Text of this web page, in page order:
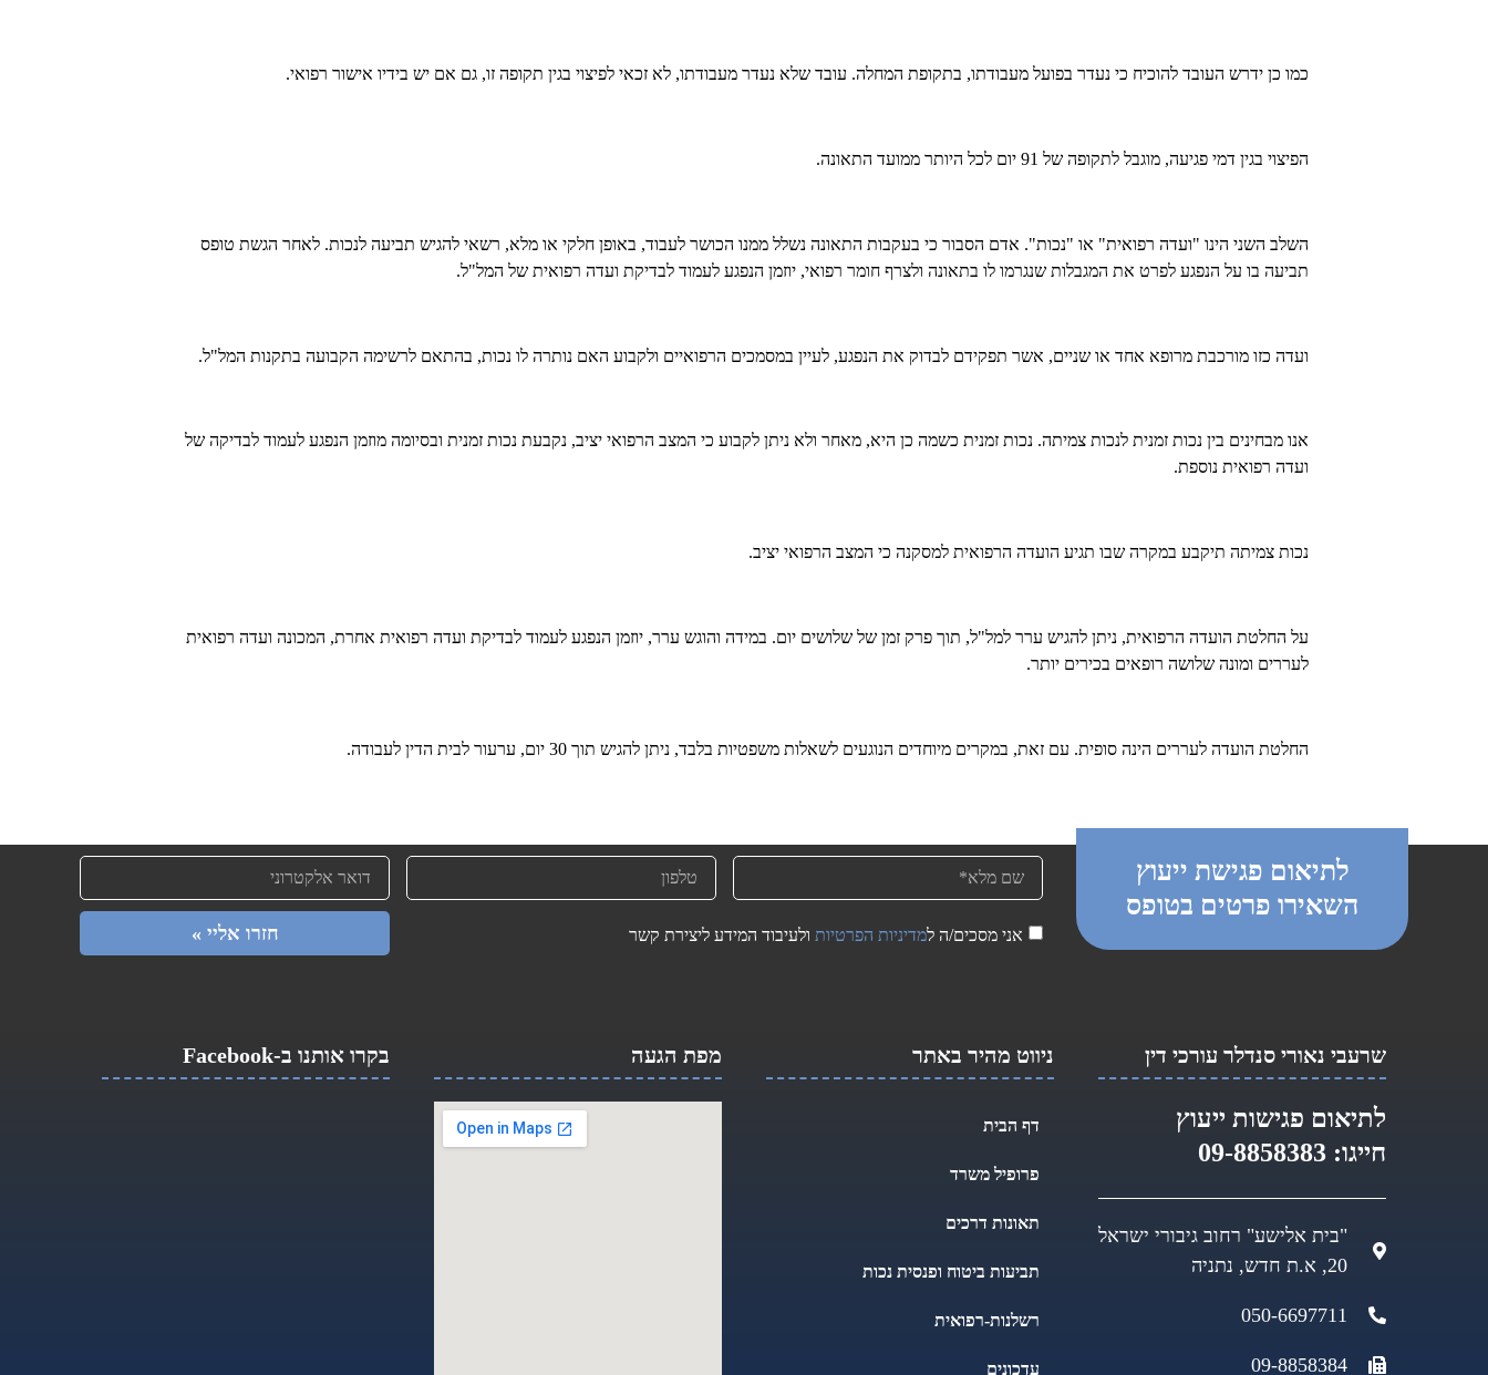
כמו כן ידרש העובד להוכיח כי נעדר בפועל מעבודתו, בתקופת המחלה. עובד שלא נעדר מעבודתו, לא זכאי לפיצוי בגין תקופה זו, גם אם יש בידיו אישור רפואי.
הפיצוי בגין דמי פגיעה, מוגבל לתקופה של 91 יום לכל היותר ממועד התאונה.
השלב השני הינו "ועדה רפואית" או "נכות". אדם הסבור כי בעקבות התאונה נשלל ממנו הכושר לעבוד, באופן חלקי או מלא, רשאי להגיש תביעה לנכות. לאחר הגשת טופס
תביעה בו על הנפגע לפרט את המגבלות שנגרמו לו בתאונה ולצרף חומר רפואי, יוזמן הנפגע לעמוד לבדיקת ועדה רפואית של המל"ל.
ועדה כזו מורכבת מרופא אחד או שניים, אשר תפקידם לבדוק את הנפגע, לעיין במסמכים הרפואיים ולקבוע האם נותרה לו נכות, בהתאם לרשימה הקבועה בתקנות המל"ל.
אנו מבחינים בין נכות זמנית לנכות צמיתה. נכות זמנית כשמה כן היא, מאחר ולא ניתן לקבוע כי המצב הרפואי יציב, נקבעת נכות זמנית ובסיומה מוזמן הנפגע לעמוד לבדיקה של
ועדה רפואית נוספת.
נכות צמיתה תיקבע במקרה שבו תגיע הועדה הרפואית למסקנה כי המצב הרפואי יציב.
על החלטת הועדה הרפואית, ניתן להגיש ערר למל"ל, תוך פרק זמן של שלושים יום. במידה והוגש ערר, יוזמן הנפגע לעמוד לבדיקת ועדה רפואית אחרת, המכונה ועדה רפואית
לעררים ומונה שלושה רופאים בכירים יותר.
החלטת הועדה לעררים הינה סופית. עם זאת, במקרים מיוחדים הנוגעים לשאלות משפטיות בלבד, ניתן להגיש תוך 30 יום, ערעור לבית הדין לעבודה.
לתיאום פגישת ייעוץ
השאירו פרטים בטופס
אני מסכים/ה למדיניות הפרטיות ולעיבוד המידע ליצירת קשר חזרו אליי »
שרעבי נאורי סנדלר עורכי דין​
לתיאום פגישות ייעוץ
חייגו:
"בית אלישע" רחוב גיבורי ישראל
20, א.ת חדש, נתניה
050-6697711
09-8858384
ניווט מהיר באתר​
דף הבית
פרופיל משרד
תאונות דרכים
תביעות ביטוח ופנסית נכות
רשלנות-רפואית
עדכונים
מפת הגעה בקרו אותנו ב-Facebook